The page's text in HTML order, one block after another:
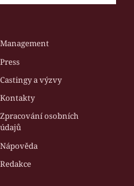
Management
Press
Castingy a výzvy
Kontakty
Zpracování osobních
údajů
Nápověda
Redakce